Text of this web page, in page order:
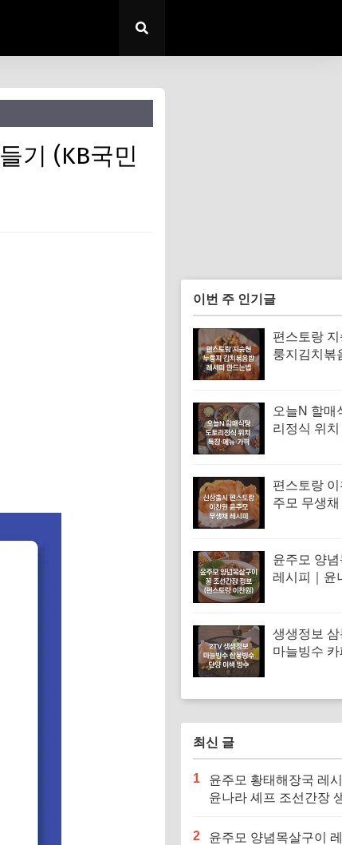
기 (KB국민
이번 주 인기글
편스토랑
룽지김치볶
오늘N 할매
리정식 위
편스토랑
주모 무생
윤주모 양
레시피｜윤
생생정보
마늘빙수
독하다 독해
최신 글
1
윤주모 황태해장국 레
윤나라 셰프 조선간장
2
윤주모 양념목살구이